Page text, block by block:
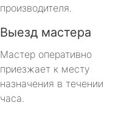
производителя.
Выезд мастера
Мастер оперативно
приезжает к месту
назначения в течении
часа.